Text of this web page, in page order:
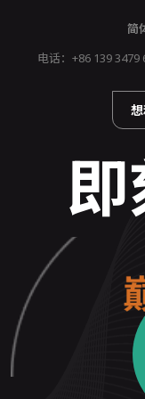
简
电话： +86 139 3479